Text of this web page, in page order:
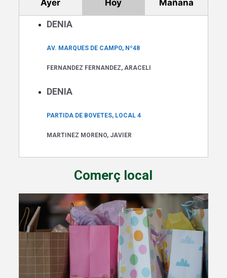
Ayer Hoy Mañana
DENIA
AV. MARQUES DE CAMPO, Nº48
FERNANDEZ FERNANDEZ, ARACELI
DENIA
PARTIDA DE BOVETES, LOCAL 4
MARTINEZ MORENO, JAVIER
Comerç local